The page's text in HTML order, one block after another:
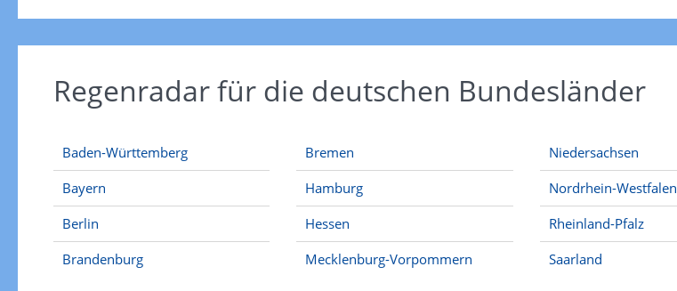
Regenradar für die deutschen Bundesländer
Baden-Württemberg
Bayern
Berlin
Brandenburg
Bremen
Hamburg
Hessen
Mecklenburg-Vorpommern
Niedersachsen
Nordrhein-Westfalen
Rheinland-Pfalz
Saarland